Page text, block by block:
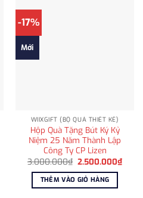
-17%
Mới
WIIXGIFT (BỘ QUÀ THIẾT KẾ)
Hộp Quà Tặng Bút Ký Kỷ
Niệm 25 Năm Thành Lập
Công Ty CP Lizen
3.000.000₫ Giá
là:
3.000.000₫.
2.500.000₫Giá
hiện
THÊM VÀO GIỎ HÀNG